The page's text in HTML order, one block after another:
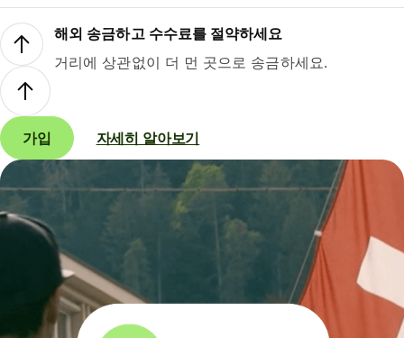
해외 송금하고 수수료를 절약하세요
거리에 상관없이 더 먼 곳으로 송금하세요.
가입 자세히 알아보기